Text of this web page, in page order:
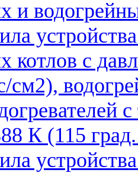
и
котлов с
см2),
К (115